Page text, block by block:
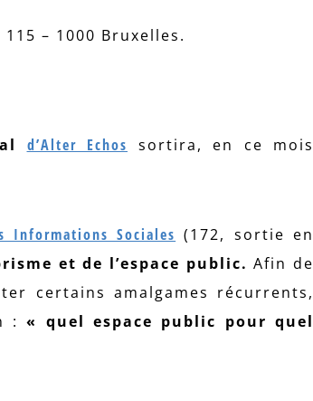
– 1000 Bruxelles.
d’Alter Echos sortira, en ce mois
Informations Sociales (172, sortie en
et de l’espace public.Afin de
certains amalgames récurrents,
:« quel espace public pour quel